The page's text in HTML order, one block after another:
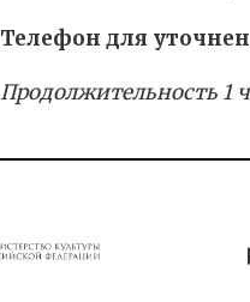
Телефон для
Продолжительность 1